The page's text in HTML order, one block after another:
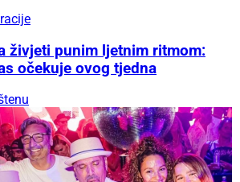
živjeti punim ljetnim ritmom:
očekuje ovog tjedna